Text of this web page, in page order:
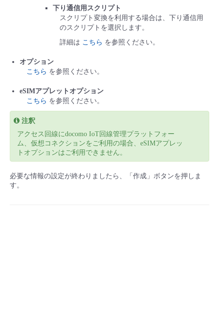
下り通信用スクリプト
スクリプト変換を利用する場合は、下り通信用
のスクリプトを選択します。
詳細は こちら を参照ください。
オプション
こちら を参照ください。
eSIMアプレットオプション
こちら を参照ください。
注釈
アクセス回線にdocomo IoT回線管理プラットフォー
ム、仮想コネクションをご利用の場合、eSIMアプレッ
トオプションはご利用できません。
必要な情報の設定が終わりましたら、「作成」ボタンを押しま
す。